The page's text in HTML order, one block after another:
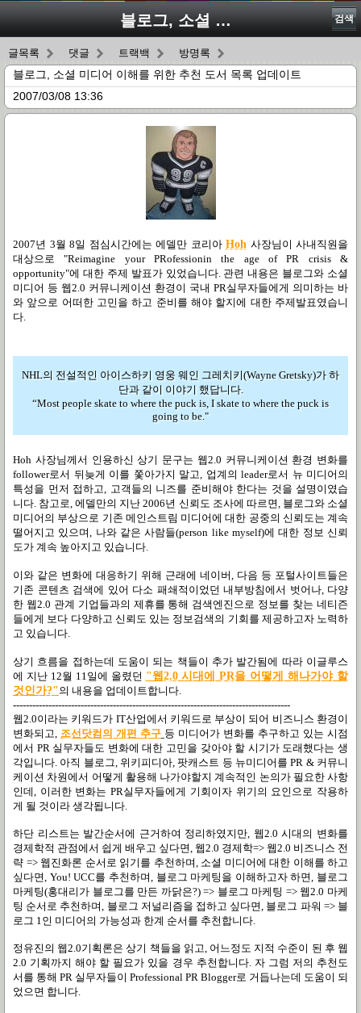
블로그, 소셜 미디어 이해를 위한 추천 도서 목록 업데이트 검색
글목록 댓글 트랙백 방명록
블로그, 소셜 미디어 이해를 위한 추천 도서 목록 업데이트
2007/03/08 13:36
2007년 3월 8일 점심시간에는 에델만 코리아 Hoh 사장님이 사내직원을
대상으로 "Reimagine your PRofessionin the age of PR crisis &
opportunity"에 대한 주제 발표가 있었습니다. 관련 내용은 블로그와 소셜
미디어 등 웹2.0 커뮤니케이션 환경이 국내 PR실무자들에게 의미하는 바
와 앞으로 어떠한 고민을 하고 준비를 해야 할지에 대한 주제발표였습니
다.
NHL의 전설적인 아이스하키 영웅 웨인 그레치키(Wayne Gretsky)가 하
단과 같이 이야기 했답니다.
“Most people skate to where the puck is, I skate to where the puck is
going to be."
Hoh 사장님께서 인용하신 상기 문구는 웹2.0 커뮤니케이션 환경 변화를
follower로서 뒤늦게 이를 쫓아가지 말고, 업계의 leader로서 뉴 미디어의
특성을 먼저 접하고, 고객들의 니즈를 준비해야 한다는 것을 설명이였습
니다. 참고로, 에델만의 지난 2006년 신뢰도 조사에 따르면, 블로그와 소셜
미디어의 부상으로 기존 메인스트림 미디어에 대한 공중의 신뢰도는 계속
떨어지고 있으며, 나와 같은 사람들(person like myself)에 대한 정보 신뢰
도가 계속 높아지고 있습니다.
이와 같은 변화에 대응하기 위해 근래에 네이버, 다음 등 포털사이트들은
기존 콘텐츠 검색에 있어 다소 패쇄적이었던 내부방침에서 벗어나, 다양
한 웹2.0 관계 기업들과의 제휴를 통해 검색엔진으로 정보를 찾는 네티즌
들에게 보다 다양하고 신뢰도 있는 정보검색의 기회를 제공하고자 노력하
고 있습니다.
상기 흐름을 접하는데 도움이 되는 책들이 추가 발간됨에 따라 이글루스
에 지난 12월 11일에 올렸던 "웹2.0 시대에 PR을 어떻게 해나가야 할
것인가?"의 내용을 업데이트합니다.
--------------------------------------------------------------------------------------
웹2.0이라는 키워드가 IT산업에서 키워드로 부상이 되어 비즈니스 환경이
변화되고, 조선닷컴의 개편 추구 등 미디어가 변화를 추구하고 있는 시점
에서 PR 실무자들도 변화에 대한 고민을 갖아야 할 시기가 도래했다는 생
각입니다. 아직 블로그, 위키피디아, 팟캐스트 등 뉴미디어를 PR & 커뮤니
케이션 차원에서 어떻게 활용해 나가야할지 계속적인 논의가 필요한 사항
인데, 이러한 변화는 PR실무자들에게 기회이자 위기의 요인으로 작용하
게 될 것이라 생각됩니다.
하단 리스트는 발간순서에 근거하여 정리하였지만, 웹2.0 시대의 변화를
경제학적 관점에서 쉽게 배우고 싶다면, 웹2.0 경제학=> 웹2.0 비즈니스 전
략 => 웹진화론 순서로 읽기를 추천하며, 소셜 미디어에 대한 이해를 하고
싶다면, You! UCC를 추천하며, 블로그 마케팅을 이해하고자 하면, 블로그
마케팅(홍대리가 블로그를 만든 까닭은?) => 블로그 마케팅 => 웹2.0 마케
팅 순서로 추천하며, 블로그 저널리즘을 접하고 싶다면, 블로그 파워 => 블
로그 1인 미디어의 가능성과 한계 순서를 추천합니다.
정유진의 웹2.0기획론은 상기 책들을 읽고, 어느정도 지적 수준이 된 후 웹
2.0 기획까지 해야 할 필요가 있을 경우 추천합니다. 자 그럼 저의 추천도
서를 통해 PR 실무자들이 Professional PR Blogger로 거듭나는데 도움이 되
었으면 합니다.